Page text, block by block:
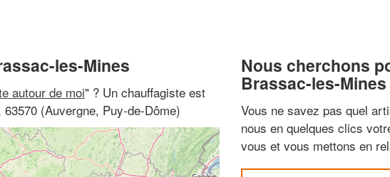
les-Mines
autour de moi" ? Un chauffagiste est
(Auvergne, Puy-de-Dôme)
Nous cherchons
Brassac-les-Mines
Vous ne savez pas quel
nous en quelques clics
vous et vous mettons en